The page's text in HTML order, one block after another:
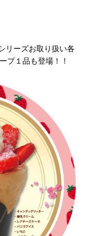
リーズお取り扱い各
プ１品も登場！！